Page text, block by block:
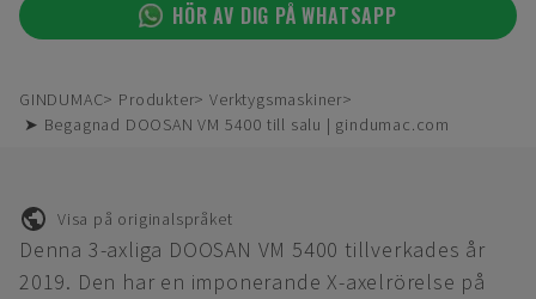
HÖR AV DIG PÅ WHATSAPP
GINDUMAC Produkter
Verktygsmaskiner
➤ Begagnad DOOSAN VM 5400 till salu | gindumac.com
Visa på originalspråket
Denna 3-axliga DOOSAN VM 5400 tillverkades år
2019. Den har en imponerande X-axelrörelse på